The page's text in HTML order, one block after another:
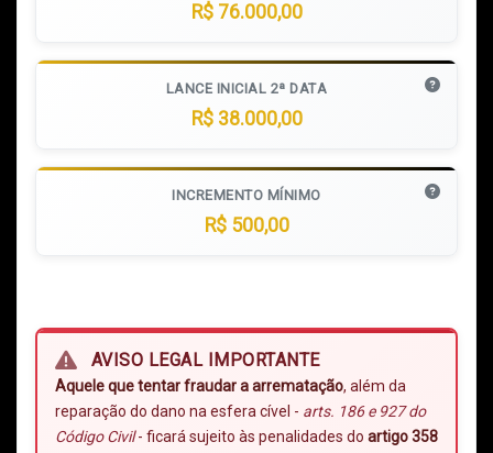
R$ 76.000,00
LANCE INICIAL 2ª DATA
R$ 38.000,00
INCREMENTO MÍNIMO
R$ 500,00
AVISO LEGAL IMPORTANTE
Aquele que tentar fraudar a arrematação, além da
reparação do dano na esfera cível - arts. 186 e 927 do
Código Civil- ficará sujeito às penalidades do artigo 358